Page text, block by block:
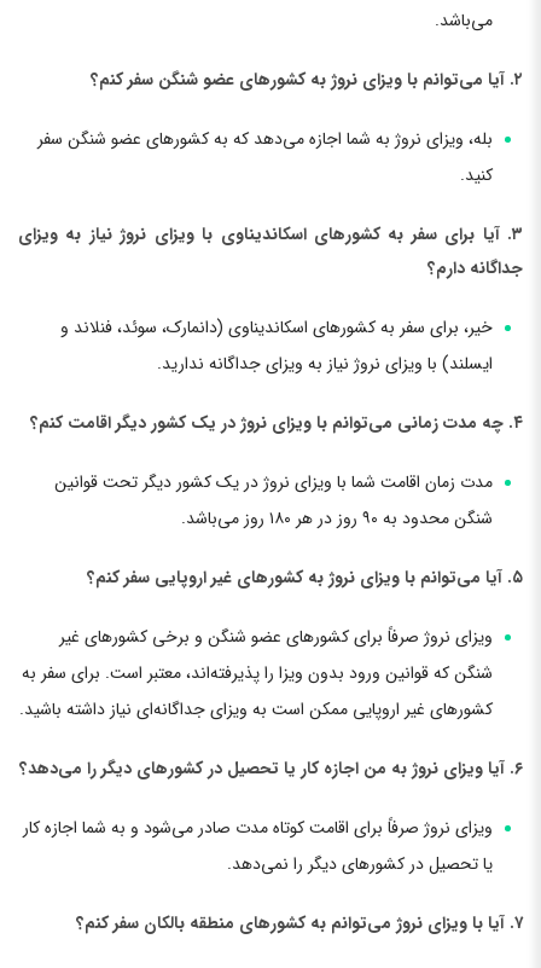
می‌باشد.
۲. آیا می‌توانم با ویزای نروژ به کشورهای عضو شنگن سفر کنم؟
بله، ویزای نروژ به شما اجازه می‌دهد که به کشورهای عضو شنگن سفر
کنید.
۳. آیا برای سفر به کشورهای اسکاندیناوی با ویزای نروژ نیاز به ویزای
جداگانه دارم؟
خیر، برای سفر به کشورهای اسکاندیناوی (دانمارک، سوئد، فنلاند و
ایسلند) با ویزای نروژ نیاز به ویزای جداگانه ندارید.
۴. چه مدت زمانی می‌توانم با ویزای نروژ در یک کشور دیگر اقامت کنم؟
مدت زمان اقامت شما با ویزای نروژ در یک کشور دیگر تحت قوانین
شنگن محدود به ۹۰ روز در هر ۱۸۰ روز می‌باشد.
۵. آیا می‌توانم با ویزای نروژ به کشورهای غیر اروپایی سفر کنم؟
ویزای نروژ صرفاً برای کشورهای عضو شنگن و برخی کشورهای غیر
شنگن که قوانین ورود بدون ویزا را پذیرفته‌اند، معتبر است. برای سفر به
کشورهای غیر اروپایی ممکن است به ویزای جداگانه‌ای نیاز داشته باشید.
۶. آیا ویزای نروژ به من اجازه کار یا تحصیل در کشورهای دیگر را می‌دهد؟
ویزای نروژ صرفاً برای اقامت کوتاه مدت صادر می‌شود و به شما اجازه کار
یا تحصیل در کشورهای دیگر را نمی‌دهد.
۷. آیا با ویزای نروژ می‌توانم به کشورهای منطقه بالکان سفر کنم؟